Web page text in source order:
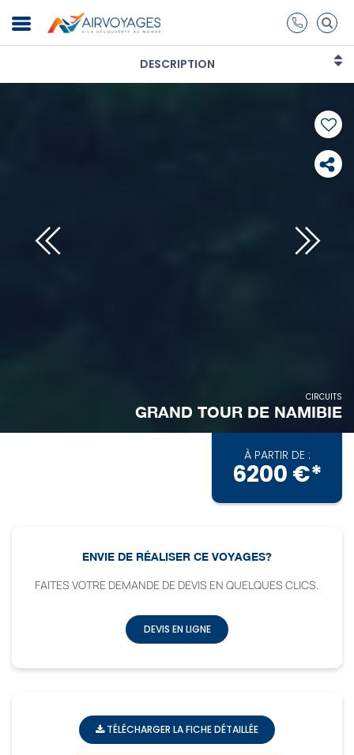
DESCRIPTION
CIRCUITS
GRAND TOUR DE NAMIBIE
À PARTIR DE :
6200 €*
ENVIE DE RÉALISER CE VOYAGES?
FAITES VOTRE DEMANDE DE DEVIS EN QUELQUES CLICS.
DEVIS EN LIGNE
TÉLÉCHARGER LA FICHE DÉTAILLÉE